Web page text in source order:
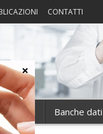
CONTATTI
Notizie Banche dati